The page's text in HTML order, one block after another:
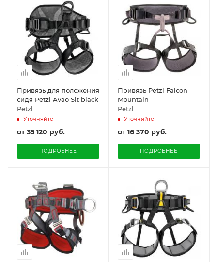
Привязь для положения
сидя Petzl Avao Sit black
Petzl
Уточняйте
от35 120 руб.
ПОДРОБНЕЕ
Привязь Petzl Falcon
Mountain
Petzl
Уточняйте
от16 370 руб.
ПОДРОБНЕЕ